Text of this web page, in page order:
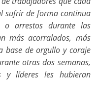
sufrir de forma continua
o arrestos durante las
más acorralados, más
base de orgullo y coraje
otras dos semanas,
y líderes les hubieran